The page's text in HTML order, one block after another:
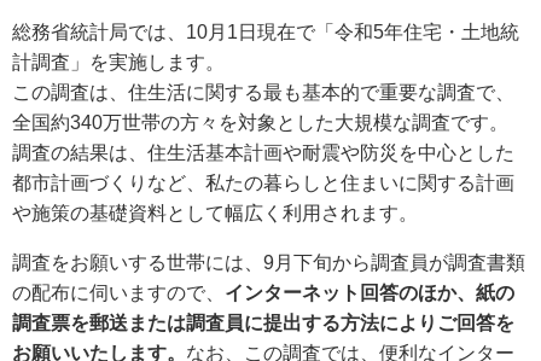
総務省統計局では、10月1日現在で「令和5年住宅・土地統
計調査」を実施します。
この調査は、住生活に関する最も基本的で重要な調査で、
全国約340万世帯の方々を対象とした大規模な調査です。
調査の結果は、住生活基本計画や耐震や防災を中心とした
都市計画づくりなど、私たの暮らしと住まいに関する計画
や施策の基礎資料として幅広く利用されます。
調査をお願いする世帯には、9月下旬から調査員が調査書類
の配布に伺いますので、 インターネット回答のほか、紙の
調査票を郵送または調査員に提出する方法によりご回答を
お願いいたします。 なお、この調査では、便利なインター